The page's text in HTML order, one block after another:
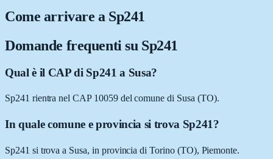
Come arrivare a Sp241
Domande frequenti su Sp241
Qual è il CAP di Sp241 a Susa?
Sp241 rientra nel CAP 10059 del comune di Susa (TO).
In quale comune e provincia si trova Sp241?
Sp241 si trova a Susa, in provincia di Torino (TO), Piemonte.